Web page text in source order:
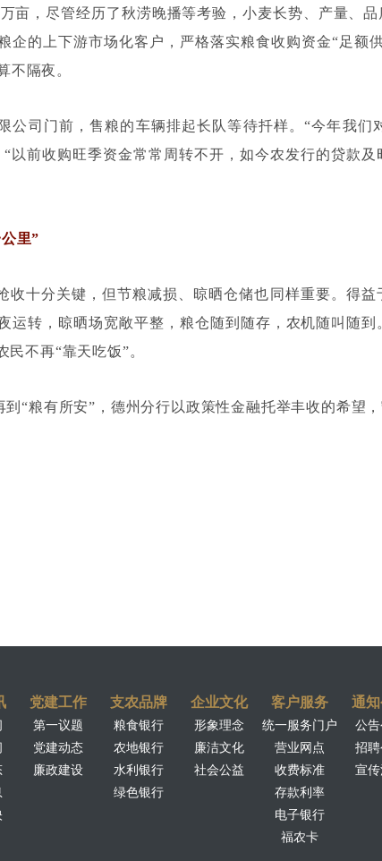
万亩，尽管经历了秋涝晚播等考验，小麦长势、产量、
企的上下游市场化客户，严格落实粮食收购资金“足额
不隔夜。
公司门前，售粮的车辆排起长队等待扦样。“今年我们
“ 以前收购旺季资金常常周转不开，如今农发行的贷款
里”
收十分关键，但节粮减损、晾晒仓储也同样重要。得益
运转，晾晒场宽敞平整，粮仓随到随存，农机随叫随
民不再“靠天吃饭”。
到“粮有所安” ，德州分行以政策性金融托举丰收的希望
党建工作
第一议题
党建动态
廉政建设
支农品牌
粮食银行
农地银行
水利银行
绿色银行
企业文化
形象理念
廉洁文化
社会公益
客户服务
统一服务门户
营业网点
收费标准
存款利率
电子银行
福农卡
通
公
招
宣